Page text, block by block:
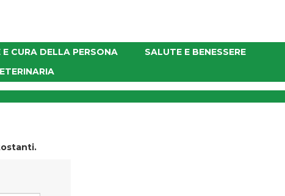
E CURA DELLA PERSONA
SALUTE E BENESSERE